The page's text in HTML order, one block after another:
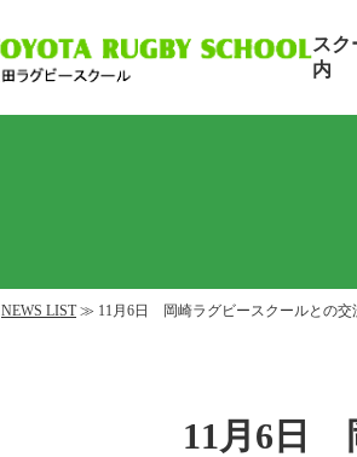
スク
内
NEWS LIST≫ 11月6日 岡崎ラグビースクールとの交
11月6日